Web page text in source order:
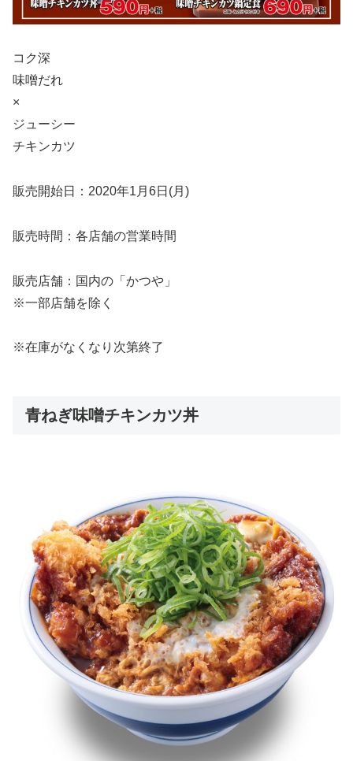
コク深
味噌だれ
×
ジューシー
チキンカツ
販売開始日：2020年1月6日(月)
販売時間：各店舗の営業時間
販売店舗：国内の「かつや」
※一部店舗を除く
※在庫がなくなり次第終了
青ねぎ味噌チキンカツ丼